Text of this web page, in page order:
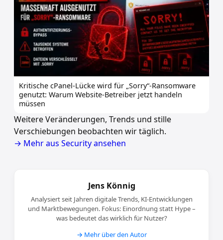
Kritische cPanel-Lücke wird für „Sorry“-Ransomware
genutzt: Warum Website-Betreiber jetzt handeln
müssen
Weitere Veränderungen, Trends und stille
Verschiebungen beobachten wir täglich.
→ Mehr aus Security ansehen
Jens Könnig
Analysiert seit Jahren digitale Trends, KI-Entwicklungen
und Marktbewegungen. Fokus: Einordnung statt Hype –
was bedeutet das wirklich für Nutzer?
→ Mehr über den Autor